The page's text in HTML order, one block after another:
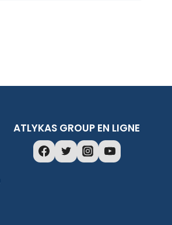
ATLYKAS GROUP EN LIGNE